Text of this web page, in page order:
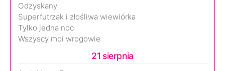
Odzyskany
Superfutrzak i złośliwa wiewiórka
Tylko jedna noc
Wszyscy moi wrogowie
21 sierpnia